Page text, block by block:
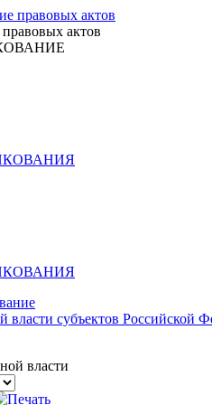
актов
власти субъектов Российской
власти